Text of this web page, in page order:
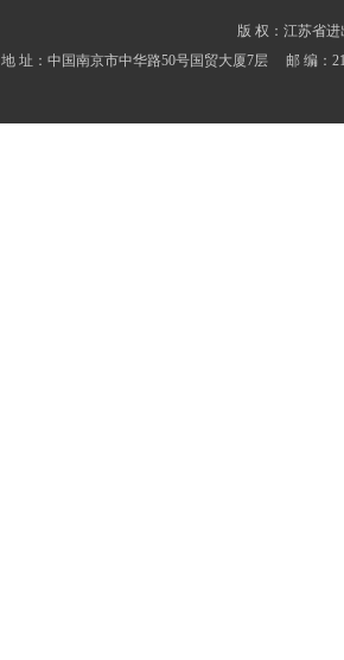
版 权：江苏省
地 址：中国南京市中华路50号国贸大厦7层 邮 编：